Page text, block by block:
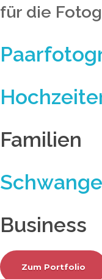
für die
Familien
Business
Zum Portfolio